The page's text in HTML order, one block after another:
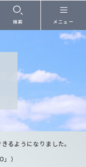
検索 メニュー
るようになりました。
）